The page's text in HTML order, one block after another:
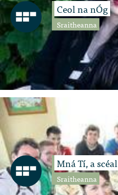
Ceol na nÓg
Sraitheanna
Mná Tí, a scéal
Sraitheanna